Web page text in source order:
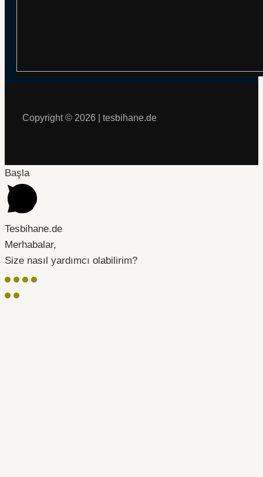
Copyright © 2026 | tesbihane.de
Başla
Tesbihane.de
Merhabalar,
Size nasıl yardımcı olabilirim?